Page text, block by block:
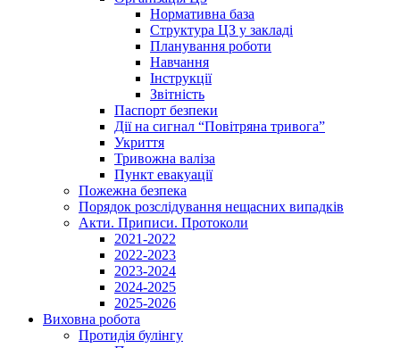
Нормативна база
Структура ЦЗ у закладі
Планування роботи
Навчання
Інструкції
Звітність
Паспорт безпеки
Дії на сигнал “Повітряна тривога”
Укриття
Тривожна валіза
Пункт евакуації
Пожежна безпека
Порядок розслідування нещасних випадків
Акти. Приписи. Протоколи
2021-2022
2022-2023
2023-2024
2024-2025
2025-2026
Виховна робота
Протидія булінгу